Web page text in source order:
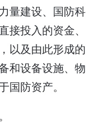
量建设、国防科
接投入的资金、
以及由此形成的
和设备设施、物
国防资产。